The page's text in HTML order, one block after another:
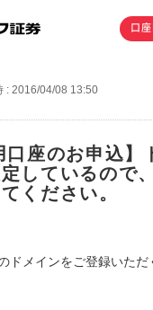
口
: 2016/04/08 13:50
口座のお申込】
しているので
ください。
ドメインをご登録いただ